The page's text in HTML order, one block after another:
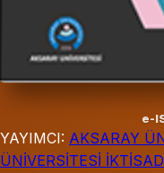
e-
YAYIMCI: AKSARAY
ÜNİVERSİTESİ